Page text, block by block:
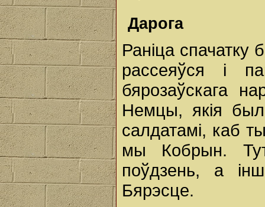
Дарога
Раніца
рассеяўся i
бярозаўскага
Немцы, якія
салдатамі, каб
мы Кобрын.
поўдзень, a
Бярэсце.